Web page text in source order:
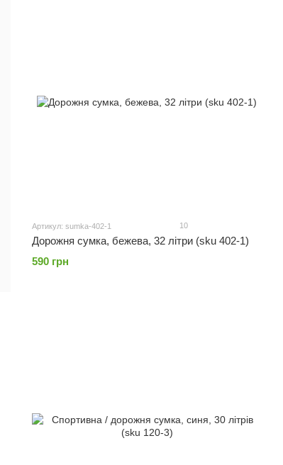
Артикул: sumka-402-1 10
Дорожня сумка, бежева, 32 літри (sku 402-1)
590 грн